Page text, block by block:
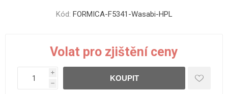
Kód: FORMICA-F5341-Wasabi-HPL
Volat pro zjištění ceny
i
h
KOUPIT